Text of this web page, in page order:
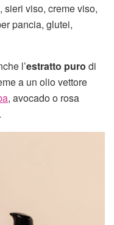
, sieri viso, creme viso,
pancia, glutei,
l’estratto puro di
a un olio vettore
, avocado o rosa